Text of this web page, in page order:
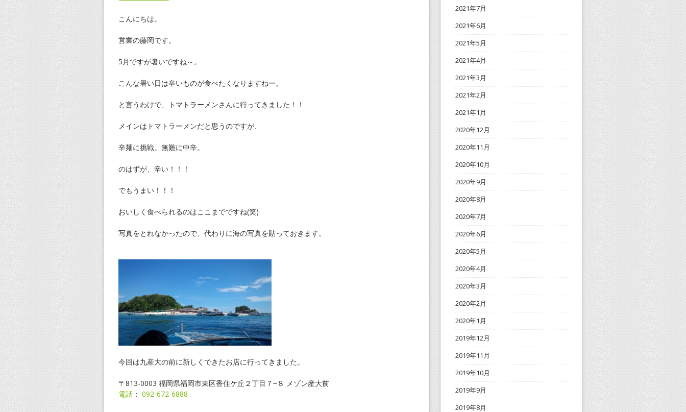
こんにちは。
営業の藤岡です。
5月ですが暑いですね～。
こんな暑い日は辛いものが食べたくなりますねー。
と言うわけで、トマトラーメンさんに行ってきました！！
メインはトマトラーメンだと思うのですが、
辛麺に挑戦。無難に中辛。
のはずが、辛い！！！
でもうまい！！！
おいしく食べられるのはここまでですね(笑)
写真をとれなかったので、代わりに海の写真を貼っておきます。
今回は九産大の前に新しくできたお店に行ってきました。
〒813-0003 福岡県福岡市東区香住ケ丘２丁目７−８ メゾン産大前
電話 ： 092-672-6888
2021年7月
2021年6月
2021年5月
2021年4月
2021年3月
2021年2月
2021年1月
2020年12月
2020年11月
2020年10月
2020年9月
2020年8月
2020年7月
2020年6月
2020年5月
2020年4月
2020年3月
2020年2月
2020年1月
2019年12月
2019年11月
2019年10月
2019年9月
2019年8月